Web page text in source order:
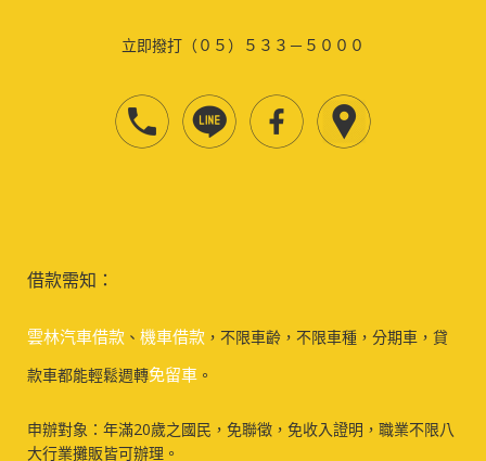
立即撥打（０５）５３３－５０００
借款需知：
雲林汽車借款 、 機車借款 ，不限車齡，不限車種，分期車，貸
款車都能輕鬆週轉免留車 。
申辦對象：年滿20歲之國民，免聯徵，免收入證明，職業不限八
大行業攤販皆可辦理。